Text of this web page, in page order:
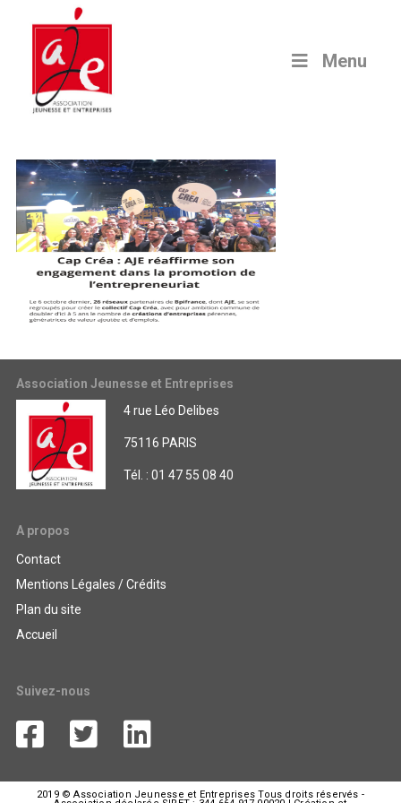
Menu
Association Jeunesse et Entreprises
4 rue Léo Delibes
75116 PARIS
Tél. : 01 47 55 08 40
A propos
Contact
Mentions Légales / Crédits
Plan du site
Accueil
Suivez-nous
2019 © Association Jeunesse et Entreprises Tous droits réservés -